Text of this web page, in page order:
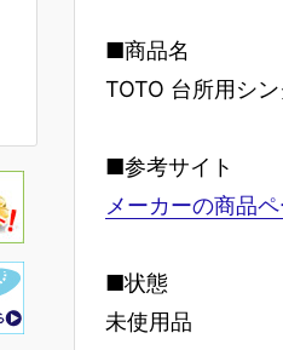
■商品名
TOTO 台所用シ
■参考サイト
メーカーの商品
■状態
未使用品